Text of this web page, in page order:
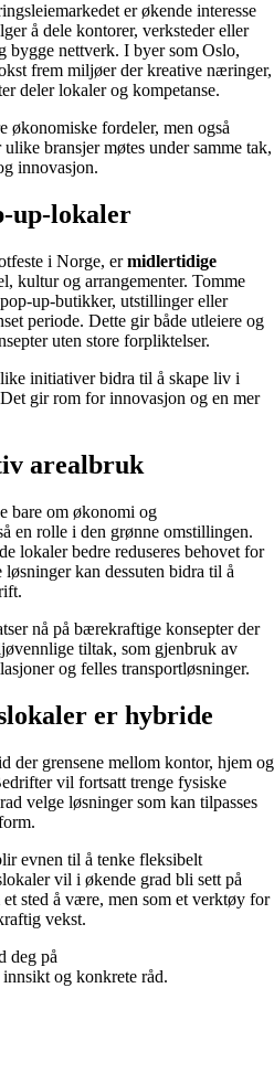
er økende interesse
å dele kontorer, verksteder eller
bygge nettverk. I byer som Oslo,
frem miljøer der kreative næringer,
deler lokaler og kompetanse.
økonomiske fordeler, men også
bransjer møtes under samme tak,
innovasjon.
up-lokaler
i Norge, ermidlertidige
kultur og arrangementer. Tomme
up-butikker, utstillinger eller
periode. Dette gir både utleiere og
uten store forpliktelser.
initiativer bidra til å skape liv i
gir rom for innovasjon og en mer
arealbruk
bare om økonomi og
en rolle i den grønne omstillingen.
lokaler bedre reduseres behovet for
kan dessuten bidra til å
nå på bærekraftige konsepter der
tiltak, som gjenbruk av
og felles transportløsninger.
er hybride
der grensene mellom kontor, hjem og
vil fortsatt trenge fysiske
velge løsninger som kan tilpasses
evnen til å tenke fleksibelt
vil i økende grad bli sett på
sted å være, men som et verktøy for
vekst.
deg på
og konkrete råd.